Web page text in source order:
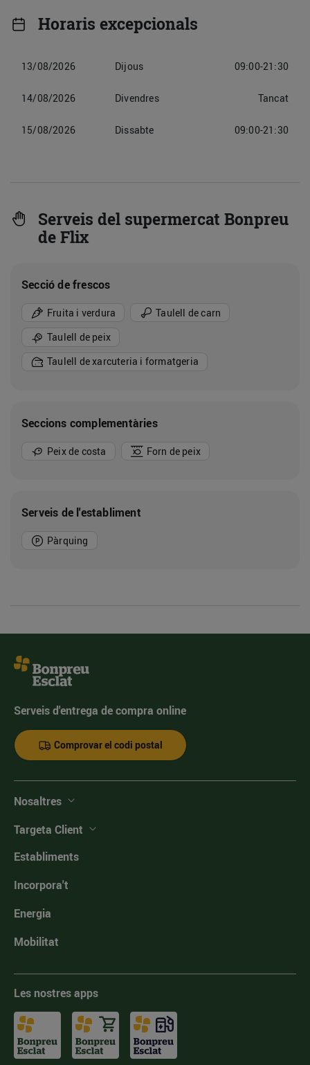
Horaris excepcionals
13/08/2026 Dijous 09:00-21:30
14/08/2026 Divendres Tancat
15/08/2026 Dissabte 09:00-21:30
Serveis del supermercat Bonpreu
de Flix
Secció de frescos
Fruita i verdura
Taulell de carn
Taulell de peix
Taulell de xarcuteria i formatgeria
Seccions complementàries
Peix de costa Forn de peix
Serveis de l'establiment
Pàrquing
Serveis d'entrega de compra online
Comprovar el codi postal
Nosaltres
Targeta Client
Establiments
Incorpora't
Energia
Mobilitat
Les nostres apps